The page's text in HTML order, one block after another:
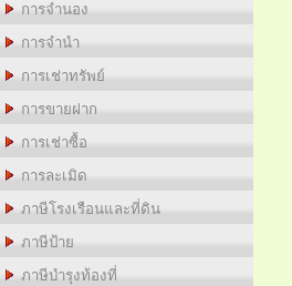
การจำนอง
การจำนำ
การเช่าทรัพย์
การขายฝาก
การเช่าซื้อ
การละเมิด
ภาษีโรงเรือนและที่ดิน
ภาษีป้าย
ภาษีบำรุงท้องที่